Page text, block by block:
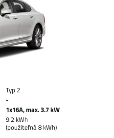
Typ 2
-
1x16A, max. 3.7 kW
9.2 kWh
(použiteľná 8 kWh)